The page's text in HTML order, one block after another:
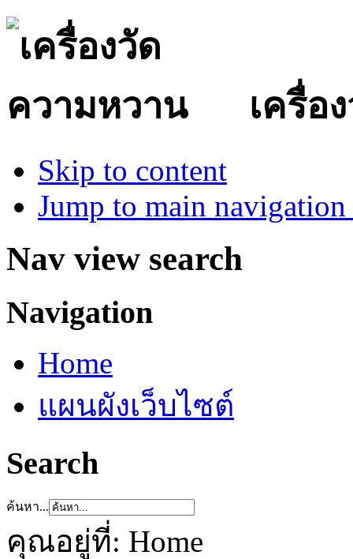
เครื่อ
Skip to content
Jump to main
Nav view search
Navigation
Home
แผนผังเว็บไซต์
Search
ค้นหา...
คุณอยู่ที่: Home